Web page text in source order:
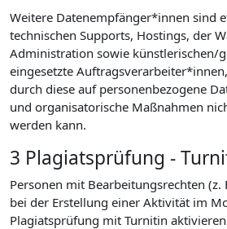
Weitere Datenempfänger*innen sind
technischen Supports, Hostings, der
Administration sowie künstlerischen/
eingesetzte
durch diese auf personenbezogene
und organisatorische Maßnahmen
werden kann.
3 Plagiatsprüfung -
Personen mit Bearbeitungsrechten (z.
bei der Erstellung einer Aktivität im
Plagiatsprüfung mit Turnitin